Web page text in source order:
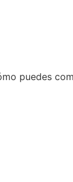
puedes